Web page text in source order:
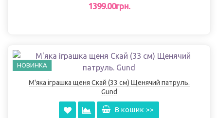
1399.00грн.
НОВИНКА
М'яка іграшка щеня Скай (33 см) Щенячий патруль.
Gund
В кошик >>